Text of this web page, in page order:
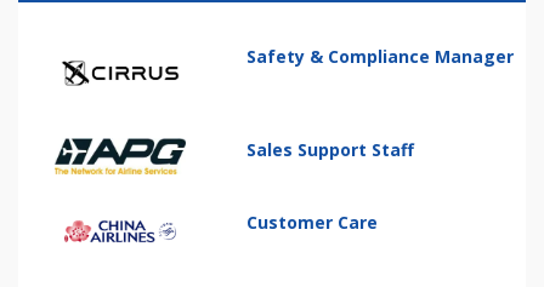
Safety & Compliance Manager
Sales Support Staff
Customer Care